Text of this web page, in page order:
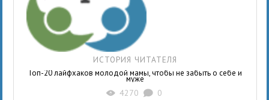
ИСТОРИЯ ЧИТАТЕЛЯ
Топ-20 лайфхаков молодой мамы, чтобы не забыть о себе и
муже
X 4270 K 0